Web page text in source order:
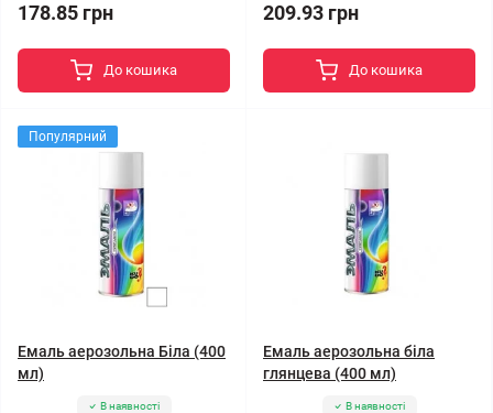
178.85 грн
До кошика
209.93 грн
До кошика
Популярний
Емаль аерозольна Біла (400
мл)
В наявності
Емаль аерозольна біла
глянцева (400 мл)
В наявності